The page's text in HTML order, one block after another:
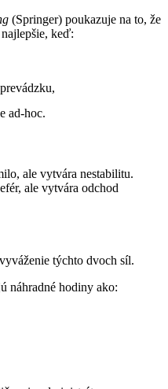
(Springer) poukazuje na to, že
keď:
ad-hoc.
ale vytvára nestabilitu.
ale vytvára odchod
týchto dvoch síl.
náhradné hodiny ako: